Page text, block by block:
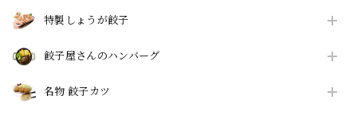
特製しょうが餃子
餃子屋さんのハンバーグ
名物 餃子カツ